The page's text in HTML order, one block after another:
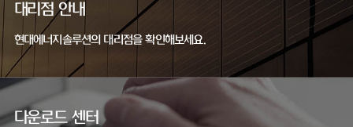
대리점 안내
현대에너지솔루션의 대리점을 확인해보세요.
다운로드 센터